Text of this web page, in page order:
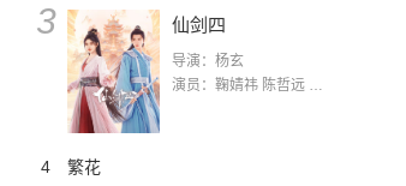
3 仙剑四
导演：杨玄
演员：鞠婧祎 陈哲远 茅子俊 毛晓慧 王媛可 张志浩 林枫松 张帆（演员）
4 繁花